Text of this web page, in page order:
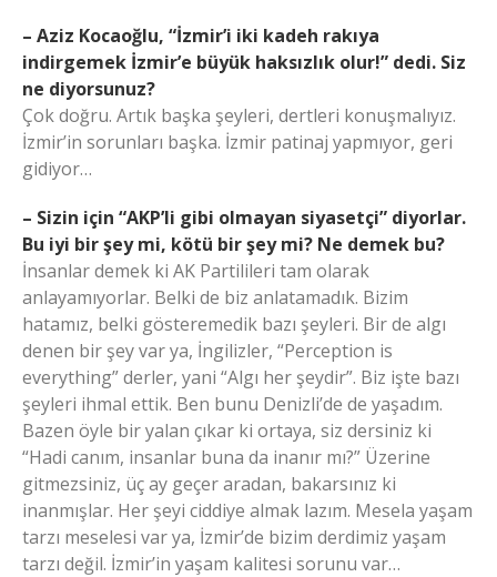
– Aziz Kocaoğlu, “İzmir’i iki kadeh rakıya
indirgemek İzmir’e büyük haksızlık olur!” dedi. Siz
ne diyorsunuz?
Çok doğru. Artık başka şeyleri, dertleri konuşmalıyız.
İzmir’in sorunları başka. İzmir patinaj yapmıyor, geri
gidiyor…
– Sizin için “AKP’li gibi olmayan siyasetçi” diyorlar.
Bu iyi bir şey mi, kötü bir şey mi? Ne demek bu?
İnsanlar demek ki AK Partilileri tam olarak
anlayamıyorlar. Belki de biz anlatamadık. Bizim
hatamız, belki gösteremedik bazı şeyleri. Bir de algı
denen bir şey var ya, İngilizler, “Perception is
everything” derler, yani “Algı her şeydir”. Biz işte bazı
şeyleri ihmal ettik. Ben bunu Denizli’de de yaşadım.
Bazen öyle bir yalan çıkar ki ortaya, siz dersiniz ki
“Hadi canım, insanlar buna da inanır mı?” Üzerine
gitmezsiniz, üç ay geçer aradan, bakarsınız ki
inanmışlar. Her şeyi ciddiye almak lazım. Mesela yaşam
tarzı meselesi var ya, İzmir’de bizim derdimiz yaşam
tarzı değil. İzmir’in yaşam kalitesi sorunu var…